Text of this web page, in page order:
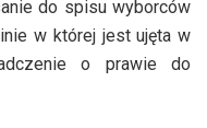
do spisu wyborców
w której jest ujęta w
o prawie do